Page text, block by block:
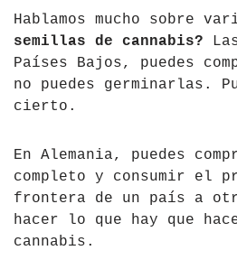
Hablamos mucho sobre
semillas de cannabis?
Países Bajos, puedes
no puedes germinarlas.
cierto.
En Alemania, puedes
completo y consumir el
frontera de un país a
hacer lo que hay que
cannabis.